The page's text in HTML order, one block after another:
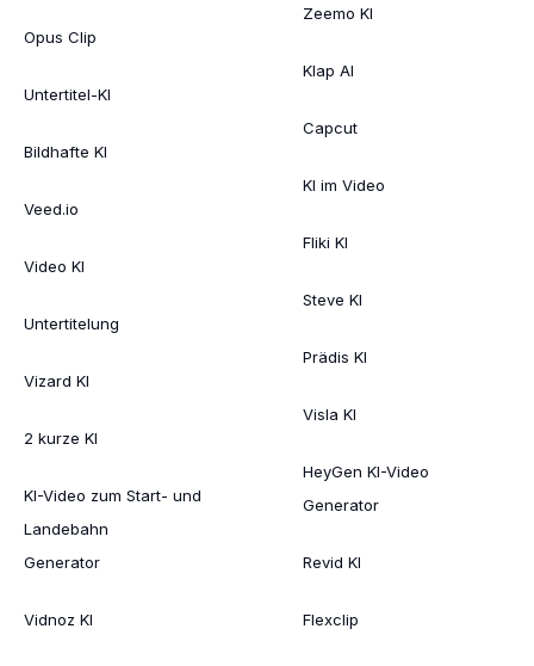
Opus Clip
Untertitel-KI
Bildhafte KI
Veed.io
Video KI
Untertitelung
Vizard KI
2 kurze KI
KI-Video zum Start- und
Landebahn
Generator
Vidnoz KI
Zeemo KI
Klap AI
Capcut
KI im Video
Fliki KI
Steve KI
Prädis KI
Visla KI
HeyGen KI-Video
Generator
Revid KI
Flexclip